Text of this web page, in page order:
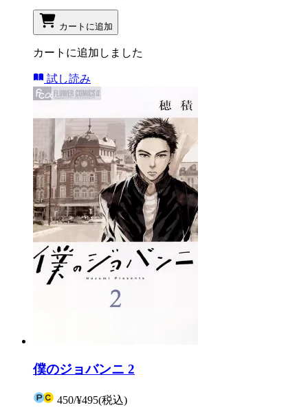
カートに追加
カートに追加しました
試し読み
僕のジョバンニ 2
450/¥495(税込)